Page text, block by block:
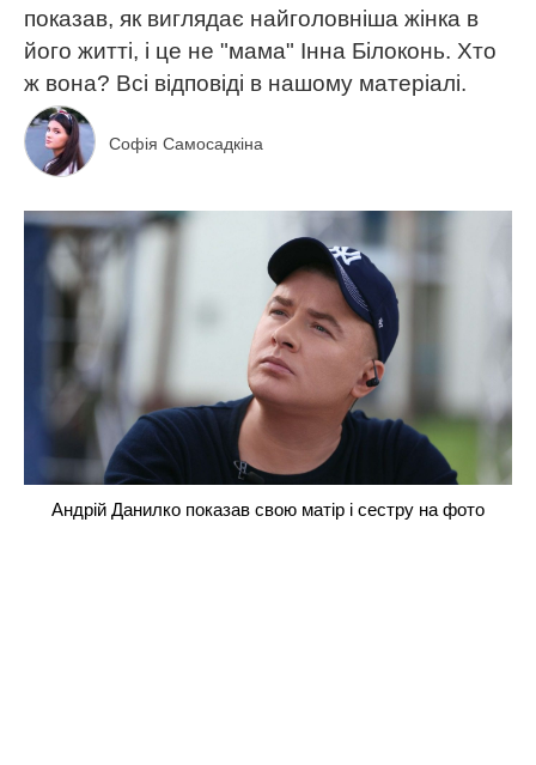
показав, як виглядає найголовніша жінка в
його житті, і це не "мама" Інна Білоконь. Хто
ж вона? Всі відповіді в нашому матеріалі.
Софія Самосадкіна
Андрій Данилко показав свою матір і сестру на фото